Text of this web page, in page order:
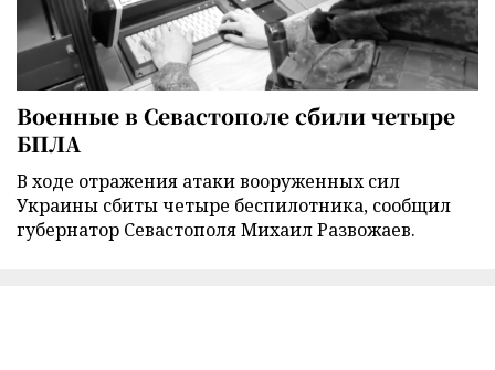
Военные в Севастополе сбили четыре
БПЛА
В ходе отражения атаки вооруженных сил
Украины сбиты четыре беспилотника, сообщил
губернатор Севастополя Михаил Развожаев.